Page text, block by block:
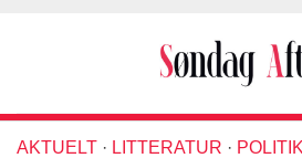
AKTUELT · LITTERATUR · POLITIK